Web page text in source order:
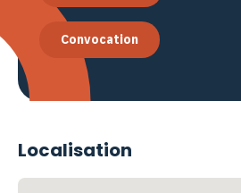
Convocation
Localisation